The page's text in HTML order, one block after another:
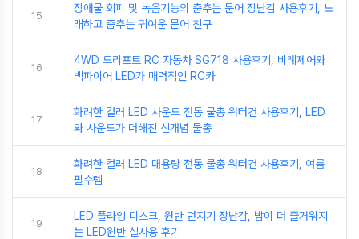
15
장애물 회피 및 녹음기능의 춤추는 문어 장난감 사용후기, 노
래하고 춤추는 귀여운 문어 친구
16
4WD 드리프트 RC 자동차 SG718 사용후기, 비례제어와
백파이어 LED가 매력적인 RC카
17
화려한 컬러 LED 사운드 전동 물총 워터건 사용후기, LED
와 사운드가 더해진 신개념 물총
18
화려한 컬러 LED 대용량 전동 물총 워터건 사용후기, 여름
필수템
19
LED 플라잉 디스크, 원반 던지기 장난감, 밤이 더 즐거워지
는 LED원반 실사용 후기